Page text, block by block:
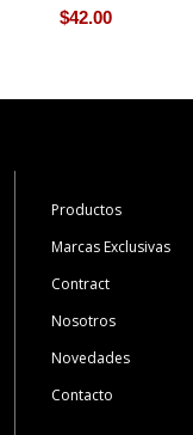
$42.00
Productos
Marcas Exclusivas
Contract
Nosotros
Novedades
Contacto